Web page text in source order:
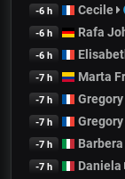
-6 h Cecile
-6 h Rafa
-6 h
-7 h Marta
-7 h Gregory
-7 h Gregory
-7 h Barbera
-7 h Daniela